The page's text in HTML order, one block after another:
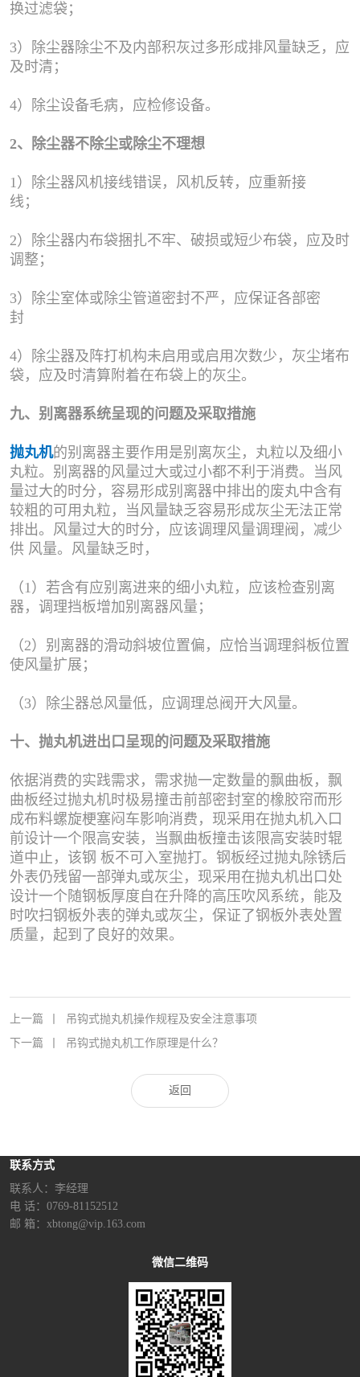
换过滤袋；
3）除尘器除尘不及内部积灰过多形成排风量缺乏，应
及时清；
4）除尘设备毛病，应检修设备。
2、除尘器不除尘或除尘不理想
1）除尘器风机接线错误，风机反转，应重新接
线；
2）除尘器内布袋捆扎不牢、破损或短少布袋，应及时
调整；
3）除尘室体或除尘管道密封不严，应保证各部密
封
4）除尘器及阵打机构未启用或启用次数少，灰尘堵布
袋，应及时清算附着在布袋上的灰尘。
九、别离器系统呈现的问题及采取措施
抛丸机的别离器主要作用是别离灰尘，丸粒以及细小
丸粒。别离器的风量过大或过小都不利于消费。当风
量过大的时分，容易形成别离器中排出的废丸中含有
较粗的可用丸粒，当风量缺乏容易形成灰尘无法正常
排出。风量过大的时分，应该调理风量调理阀，减少
供 风量。风量缺乏时，
（1）若含有应别离进来的细小丸粒，应该检查别离
器，调理挡板增加别离器风量；
（2）别离器的滑动斜坡位置偏，应恰当调理斜板位置
使风量扩展；
（3）除尘器总风量低，应调理总阀开大风量。
十、抛丸机进出口呈现的问题及采取措施
依据消费的实践需求，需求抛一定数量的飘曲板，飘
曲板经过抛丸机时极易撞击前部密封室的橡胶帘而形
成布料螺旋梗塞闷车影响消费，现采用在抛丸机入口
前设计一个限高安装，当飘曲板撞击该限高安装时辊
道中止，该钢 板不可入室抛打。钢板经过抛丸除锈后
外表仍残留一部弹丸或灰尘，现采用在抛丸机出口处
设计一个随钢板厚度自在升降的高压吹风系统，能及
时吹扫钢板外表的弹丸或灰尘，保证了钢板外表处置
质量，起到了良好的效果。
上一篇
吊钩式抛丸机操作规程及安全注意事项
下一篇
吊钩式抛丸机工作原理是什么？
返回
联系方式
联系人：李经理‬
电 话：0769-81152512
邮 箱：xbtong@vip.163.com
微信二维码